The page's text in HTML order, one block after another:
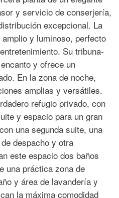
y servicio de conserjería,
excepcional. La
y luminoso, perfecto
Su tribuna-
y ofrece un
En la zona de noche,
amplias y versátiles.
refugio privado, con
y espacio para un gran
una segunda suite, una
despacho y otra
este espacio dos baños
una práctica zona de
y área de lavandería y
la máxima comodidad